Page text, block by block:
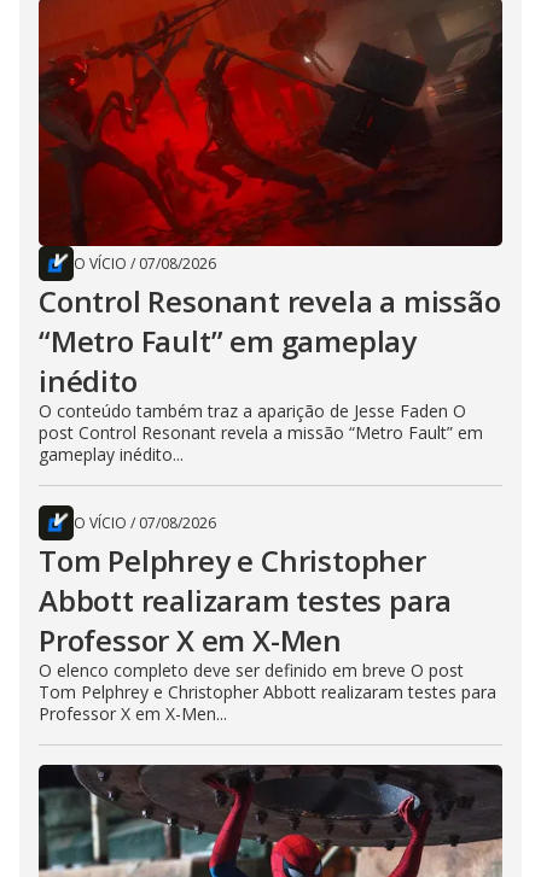
O VÍCIO / 07/08/2026
Control Resonant revela a missão
“Metro Fault” em gameplay
inédito
O conteúdo também traz a aparição de Jesse Faden O
post Control Resonant revela a missão “Metro Fault” em
gameplay inédito...
O VÍCIO / 07/08/2026
Tom Pelphrey e Christopher
Abbott realizaram testes para
Professor X em X-Men
O elenco completo deve ser definido em breve O post
Tom Pelphrey e Christopher Abbott realizaram testes para
Professor X em X-Men...